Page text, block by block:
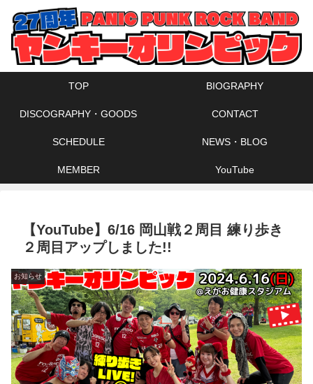
TOP BIOGRAPHY
DISCOGRAPHY・GOODS CONTACT
SCHEDULE NEWS・BLOG
MEMBER YouTube
【YouTube】6/16 岡山戦２周目 練り歩き
２周目アップしました!!
お知らせ